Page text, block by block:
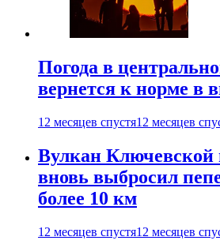
Погода в
вернется к норме в
12 месяцев спустя12 месяцев
Вулкан Ключевской
вновь выбросил
более 10 км
12 месяцев спустя12 месяцев